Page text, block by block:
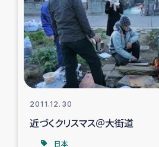
スリランカの南北女性をつなぐサ
ジェクト
復興支援事
民際教育事
2011.12.30
近づくクリスマス＠大街道
日本